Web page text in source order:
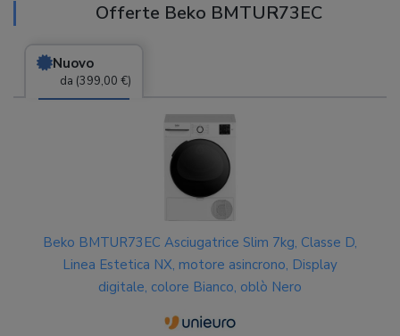
Offerte Beko BMTUR73EC
Nuovo
da (399,00 €)
Beko BMTUR73EC Asciugatrice Slim 7kg, Classe D,
Linea Estetica NX, motore asincrono, Display
digitale, colore Bianco, oblò Nero